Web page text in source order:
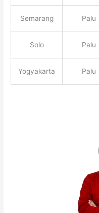
Semarang Palu
Solo Palu
Yogyakarta Palu